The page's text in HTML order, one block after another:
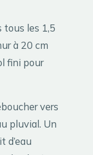
tous les 1,5
à 20 cm
fini pour
vers
pluvial. Un
d’eau